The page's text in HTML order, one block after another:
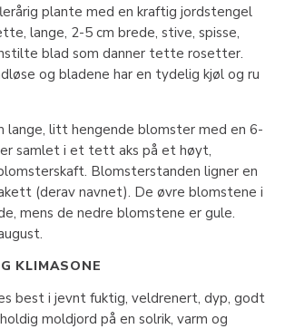
plante med en kraftig jordstengel
lange, 2-5 cm brede, stive, spisse,
blad som danner tette rosetter.
og bladene har en tydelig kjøl og ru
lange, litt hengende blomster med en 6-
samlet i et tett aks på et høyt,
Blomsterstanden ligner en
(derav navnet). De øvre blomstene i
mens de nedre blomstene er gule.
KLIMASONE
best i jevnt fuktig, veldrenert, dyp, godt
moldjord på en solrik, varm og